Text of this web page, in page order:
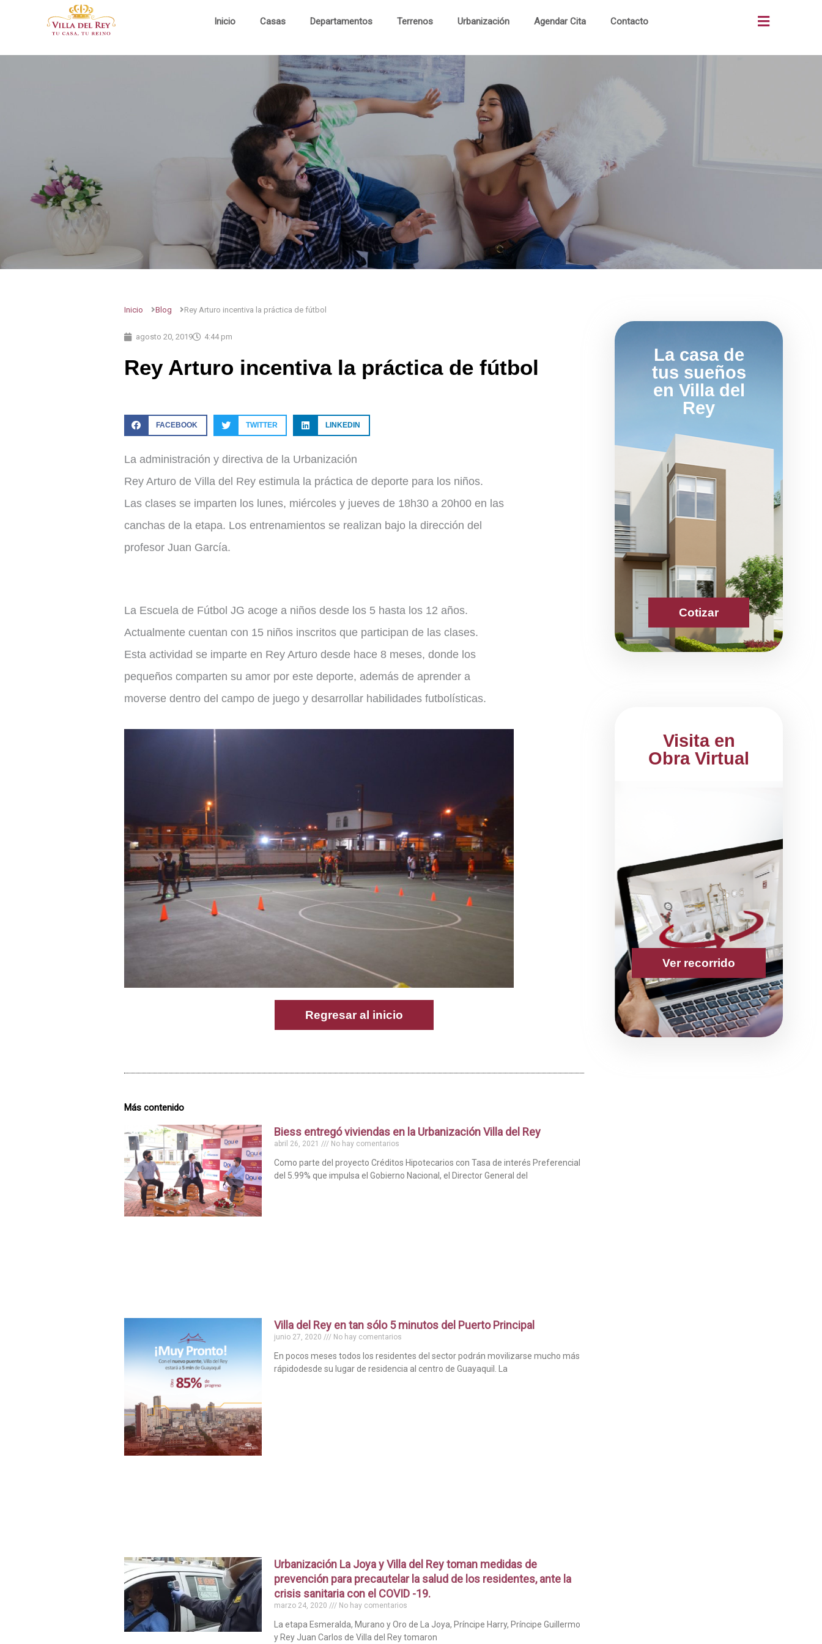
Inicio Casas Departamentos Terrenos Urbanización Agendar Cita Contacto
Departamentos
Terrenos
Urbanización
Visita Virtual
Contacto
Inicio Blog Rey Arturo incentiva la práctica de fútbol
agosto 20, 2019 4:44 pm
Rey Arturo incentiva la práctica de fútbol
FACEBOOK TWITTER LINKEDIN
La administración y directiva de la Urbanización
Rey Arturo de Villa del Rey estimula la práctica de deporte para los niños.
Las clases se imparten los lunes, miércoles y jueves de 18h30 a 20h00 en las
canchas de la etapa. Los entrenamientos se realizan bajo la dirección del
profesor Juan García.
La Escuela de Fútbol JG acoge a niños desde los 5 hasta los 12 años.
Actualmente cuentan con 15 niños inscritos que participan de las clases.
Esta actividad se imparte en Rey Arturo desde hace 8 meses, donde los
pequeños comparten su amor por este deporte, además de aprender a
moverse dentro del campo de juego y desarrollar habilidades futbolísticas.
Regresar al inicio
Más contenido
Biess entregó viviendas en la Urbanización Villa del Rey
abril 26, 2021 No hay comentarios
Como parte del proyecto Créditos Hipotecarios con Tasa de interés Preferencial
del 5.99% que impulsa el Gobierno Nacional, el Director General del
Villa del Rey en tan sólo 5 minutos del Puerto Principal
junio 27, 2020 No hay comentarios
En pocos meses todos los residentes del sector podrán movilizarse mucho más
rápidodesde su lugar de residencia al centro de Guayaquil. La
Urbanización La Joya y Villa del Rey toman medidas de
prevención para precautelar la salud de los residentes, ante la
crisis sanitaria con el COVID -19.
marzo 24, 2020 No hay comentarios
La etapa Esmeralda, Murano y Oro de La Joya, Príncipe Harry, Príncipe Guillermo
y Rey Juan Carlos de Villa del Rey tomaron
La casa de
tus sueños
en Villa del
Rey
Cotizar
Visita en
Obra Virtual
Ver recorrido